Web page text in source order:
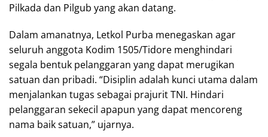
Pilkada dan Pilgub yang akan datang.
Dalam amanatnya, Letkol Purba menegaskan agar
seluruh anggota Kodim 1505/Tidore menghindari
segala bentuk pelanggaran yang dapat merugikan
satuan dan pribadi. “Disiplin adalah kunci utama dalam
menjalankan tugas sebagai prajurit TNI. Hindari
pelanggaran sekecil apapun yang dapat mencoreng
nama baik satuan,” ujarnya.